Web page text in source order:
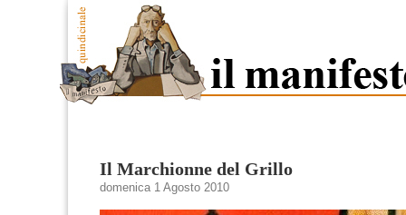
Il Marchionne del Grillo
domenica 1 Agosto 2010